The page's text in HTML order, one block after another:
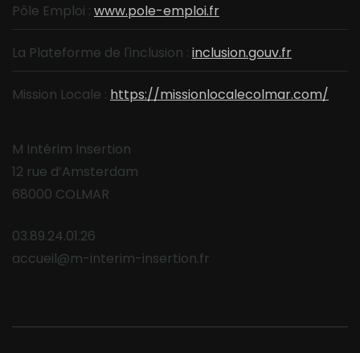
Pôle Emploi : www.pole-emploi.fr
La Plateforme de l'inclusion : inclusion.gouv.fr
Mission Locale : https://missionlocalecolmar.com/
M Intérim Insertion
12 rue d’Amsterdam
68000 COLMAR
03.89.24.01.26
accueil@m-interim-insertion.fr